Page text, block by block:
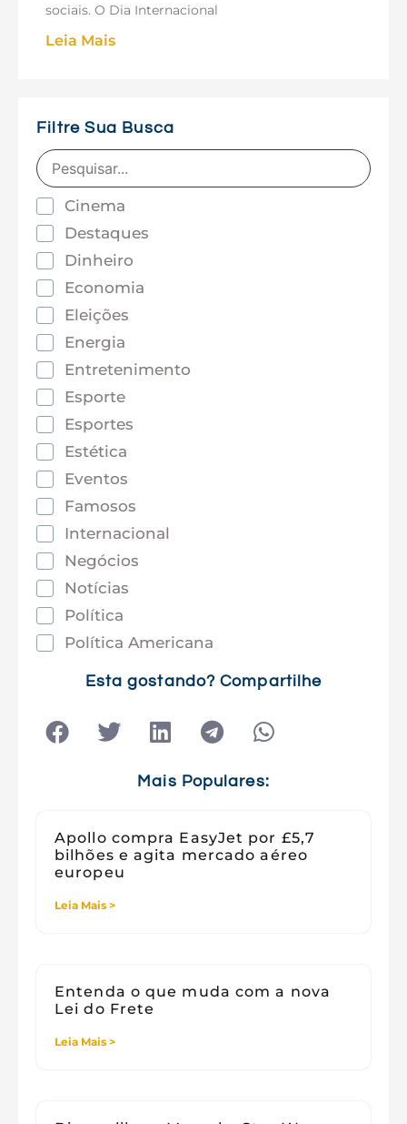
sociais. O Dia Internacional
Leia Mais
Filtre Sua Busca
Cinema
Destaques
Dinheiro
Economia
Eleições
Energia
Entretenimento
Esporte
Esportes
Estética
Eventos
Famosos
Internacional
Negócios
Notícias
Política
Política Americana
Tecnologia
Esta gostando? Compartilhe
Mais Populares:
Apollo compra EasyJet por £5,7
bilhões e agita mercado aéreo
europeu
Leia Mais >
Entenda o que muda com a nova
Lei do Frete
Leia Mais >